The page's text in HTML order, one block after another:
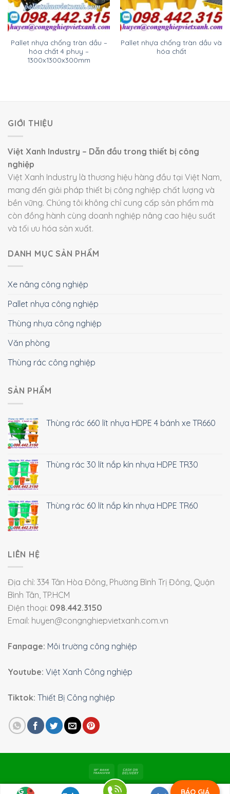
Pallet nhựa chống tràn dầu –
hóa chất 4 phuy –
1300x1300x300mm
Pallet nhựa chống tràn dầu và
hóa chất
GIỚI THIỆU
Việt Xanh Industry – Dẫn đầu trong thiết bị công
nghiệp
Việt Xanh Industry là thương hiệu hàng đầu tại Việt Nam,
mang đến giải pháp thiết bị công nghiệp chất lượng và
bền vững. Chúng tôi không chỉ cung cấp sản phẩm mà
còn đồng hành cùng doanh nghiệp nâng cao hiệu suất
và tối ưu hóa sản xuất.
DANH MỤC SẢN PHẨM
Xe nâng công nghiệp
Pallet nhựa công nghiệp
Thùng nhựa công nghiệp
Văn phòng
Thùng rác công nghiệp
SẢN PHẨM
Thùng rác 660 lít nhựa HDPE 4 bánh xe TR660
Thùng rác 30 lít nắp kín nhựa HDPE TR30
Thùng rác 60 lít nắp kín nhựa HDPE TR60
LIÊN HỆ
Địa chỉ: 334 Tân Hòa Đông, Phường Bình Trị Đông, Quận
Bình Tân, TP.HCM
Điện thoại: 098.442.3150
Email: huyen@congnghiepvietxanh.com.vn
Fanpage: Môi trường công nghiệp
Youtube: Việt Xanh Công nghiệp
Tiktok: Thiết Bị Công nghiệp
BÁO GIÁ
Bản quyền 2026 © Viet Xanh Industry |Môi trường công